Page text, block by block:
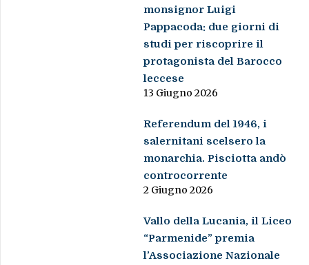
monsignor Luigi
Pappacoda: due giorni di
studi per riscoprire il
protagonista del Barocco
leccese
13 Giugno 2026
Referendum del 1946, i
salernitani scelsero la
monarchia. Pisciotta andò
controcorrente
2 Giugno 2026
Vallo della Lucania, il Liceo
“Parmenide” premia
l’Associazione Nazionale